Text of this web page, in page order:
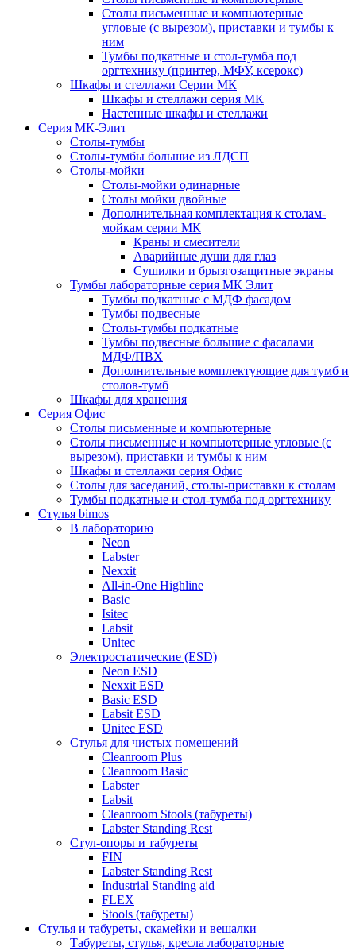
Столы письменные и компьютерные
угловые (с вырезом), приставки и тумбы к
ним
Тумбы подкатные и стол-тумба под
оргтехнику (принтер, МФУ, ксерокс)
Шкафы и стеллажи Серии МК
Шкафы и стеллажи серия МК
Настенные шкафы и стеллажи
Серия МК-Элит
Столы-тумбы
Столы-тумбы большие из ЛДСП
Столы-мойки
Столы-мойки одинарные
Столы мойки двойные
Дополнительная комплектация к столам-
мойкам серии МК
Краны и смесители
Аварийные души для глаз
Сушилки и брызгозащитные экраны
Тумбы лабораторные серия МК Элит
Тумбы подкатные с МДФ фасадом
Тумбы подвесные
Столы-тумбы подкатные
Тумбы подвесные большие с фасалами
МДФ/ПВХ
Дополнительные комплектующие для тумб и
столов-тумб
Шкафы для хранения
Серия Офис
Столы письменные и компьютерные
Столы письменные и компьютерные угловые (с
вырезом), приставки и тумбы к ним
Шкафы и стеллажи серия Офис
Столы для заседаний, столы-приставки к столам
Тумбы подкатные и стол-тумба под оргтехнику
Стулья bimos
В лабораторию
Neon
Labster
Nexxit
All-in-One Highline
Basic
Isitec
Labsit
Unitec
Электростатические (ESD)
Neon ESD
Nexxit ESD
Basic ESD
Labsit ESD
Unitec ESD
Стулья для чистых помещений
Cleanroom Plus
Cleanroom Basic
Labster
Labsit
Cleanroom Stools (табуреты)
Labster Standing Rest
Стул-опоры и табуреты
FIN
Labster Standing Rest
Industrial Standing aid
FLEX
Stools (табуреты)
Стулья и табуреты, скамейки и вешалки
Табуреты, стулья, кресла лабораторные